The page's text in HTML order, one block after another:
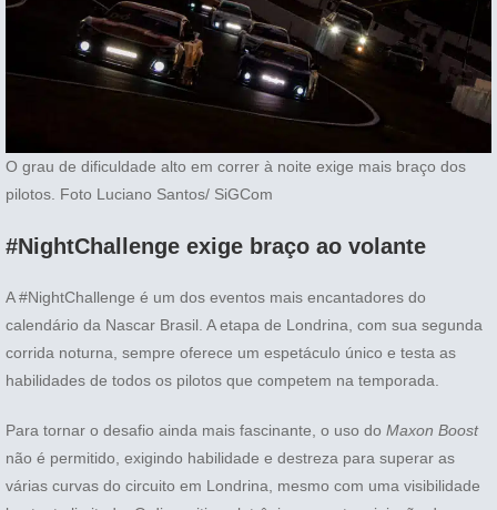
O grau de dificuldade alto em correr à noite exige mais braço dos
pilotos. Foto Luciano Santos/ SiGCom
#NightChallenge exige braço ao volante
A #NightChallenge é um dos eventos mais encantadores do
calendário da Nascar Brasil. A etapa de Londrina, com sua segunda
corrida noturna, sempre oferece um espetáculo único e testa as
habilidades de todos os pilotos que competem na temporada.
Para tornar o desafio ainda mais fascinante, o uso do Maxon Boost
não é permitido, exigindo habilidade e destreza para superar as
várias curvas do circuito em Londrina, mesmo com uma visibilidade